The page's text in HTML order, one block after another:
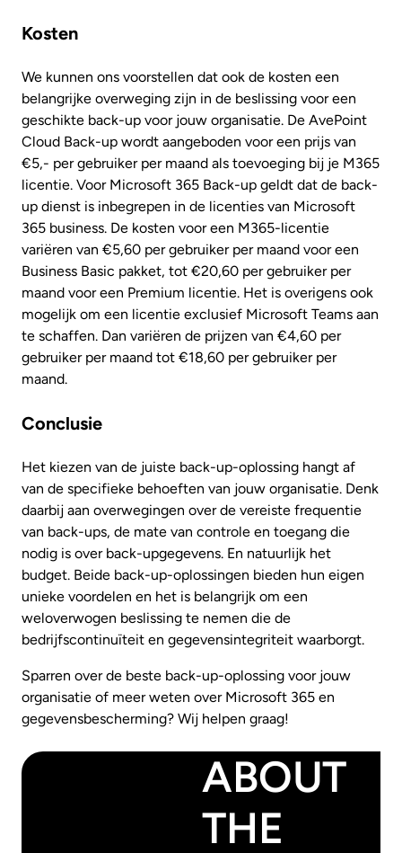
Kosten
We kunnen ons voorstellen dat ook de kosten een
belangrijke overweging zijn in de beslissing voor een
geschikte back-up voor jouw organisatie. De AvePoint
Cloud Back-up wordt aangeboden voor een prijs van
€5,- per gebruiker per maand als toevoeging bij je M365
licentie. Voor Microsoft 365 Back-up geldt dat de back-
up dienst is inbegrepen in de licenties van Microsoft
365 business. De kosten voor een M365-licentie
variëren van €5,60 per gebruiker per maand voor een
Business Basic pakket, tot €20,60 per gebruiker per
maand voor een Premium licentie. Het is overigens ook
mogelijk om een licentie exclusief Microsoft Teams aan
te schaffen. Dan variëren de prijzen van €4,60 per
gebruiker per maand tot €18,60 per gebruiker per
maand.
Conclusie
Het kiezen van de juiste back-up-oplossing hangt af
van de specifieke behoeften van jouw organisatie. Denk
daarbij aan overwegingen over de vereiste frequentie
van back-ups, de mate van controle en toegang die
nodig is over back-upgegevens. En natuurlijk het
budget. Beide back-up-oplossingen bieden hun eigen
unieke voordelen en het is belangrijk om een
weloverwogen beslissing te nemen die de
bedrijfscontinuïteit en gegevensintegriteit waarborgt.
Sparren over de beste back-up-oplossing voor jouw
organisatie of meer weten over Microsoft 365 en
gegevensbescherming? Wij helpen graag!
ABOUT
THE